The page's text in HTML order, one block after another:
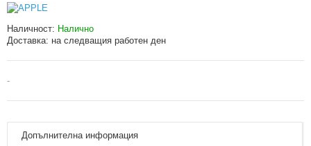
Наличност: Налично
Доставка: на следващия работен ден
-
Допълнителна информация